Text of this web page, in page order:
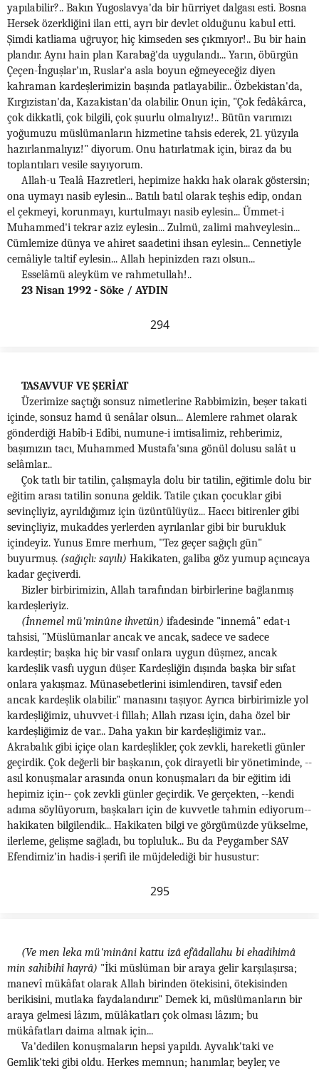
yapılabilir?.. Bakın Yugoslavya'da bir hürriyet dalgası esti. Bosna
Hersek özerkliğini ilan etti, ayrı bir devlet olduğunu kabul etti.
Şimdi katliama uğruyor, hiç kimseden ses çıkmıyor!.. Bu bir hain
plandır. Aynı hain plan Karabağ'da uygulandı... Yarın, öbürgün
Çeçen-İnguşlar'ın, Ruslar'a asla boyun eğmeyeceğiz diyen
kahraman kardeşlerimizin başında patlayabilir... Özbekistan'da,
Kırgızistan'da, Kazakistan'da olabilir. Onun için, "Çok fedâkârca,
çok dikkatli, çok bilgili, çok şuurlu olmalıyız!.. Bütün varımızı
yoğumuzu müslümanların hizmetine tahsis ederek, 21. yüzyıla
hazırlanmalıyız!" diyorum. Onu hatırlatmak için, biraz da bu
toplantıları vesile sayıyorum.
Allah-u Tealâ Hazretleri, hepimize hakkı hak olarak göstersin;
ona uymayı nasib eylesin... Batılı batıl olarak teşhis edip, ondan
el çekmeyi, korunmayı, kurtulmayı nasib eylesin... Ümmet-i
Muhammed'i tekrar aziz eylesin... Zulmü, zalimi mahveylesin...
Cümlemize dünya ve ahiret saadetini ihsan eylesin... Cennetiyle
cemâliyle taltif eylesin... Allah hepinizden razı olsun...
Esselâmü aleyküm ve rahmetullah!..
23 Nisan 1992 - Söke / AYDIN
294
TASAVVUF VE ŞERİAT
Üzerimize saçtığı sonsuz nimetlerine Rabbimizin, beşer takati
içinde, sonsuz hamd ü senâlar olsun... Alemlere rahmet olarak
gönderdiği Habîb-i Edîbi, numune-i imtisalimiz, rehberimiz,
başımızın tacı, Muhammed Mustafa'sına gönül dolusu salât u
selâmlar...
Çok tatlı bir tatilin, çalışmayla dolu bir tatilin, eğitimle dolu bir
eğitim arası tatilin sonuna geldik. Tatile çıkan çocuklar gibi
sevinçliyiz, ayrıldığımız için üzüntülüyüz... Haccı bitirenler gibi
sevinçliyiz, mukaddes yerlerden ayrılanlar gibi bir burukluk
içindeyiz. Yunus Emre merhum, "Tez geçer sağıçlı gün"
buyurmuş. (sağıçlı: sayılı) Hakikaten, galiba göz yumup açıncaya
kadar geçiverdi.
Bizler birbirimizin, Allah tarafından birbirlerine bağlanmış
kardeşleriyiz.
(İnnemel mü'minûne ihvetün) ifadesinde "innemâ" edat-ı
tahsisi, "Müslümanlar ancak ve ancak, sadece ve sadece
kardeştir; başka hiç bir vasıf onlara uygun düşmez, ancak
kardeşlik vasfı uygun düşer. Kardeşliğin dışında başka bir sıfat
onlara yakışmaz. Münasebetlerini isimlendiren, tavsif eden
ancak kardeşlik olabilir." manasını taşıyor. Ayrıca birbirimizle yol
kardeşliğimiz, uhuvvet-i fillah; Allah rızası için, daha özel bir
kardeşliğimiz de var... Daha yakın bir kardeşliğimiz var...
Akrabalık gibi içiçe olan kardeşlikler, çok zevkli, hareketli günler
geçirdik. Çok değerli bir başkanın, çok dirayetli bir yönetiminde, --
asıl konuşmalar arasında onun konuşmaları da bir eğitim idi
hepimiz için-- çok zevkli günler geçirdik. Ve gerçekten, --kendi
adıma söylüyorum, başkaları için de kuvvetle tahmin ediyorum--
hakikaten bilgilendik... Hakikaten bilgi ve görgümüzde yükselme,
ilerleme, gelişme sağladı, bu topluluk... Bu da Peygamber SAV
Efendimiz'in hadis-i şerifi ile müjdelediği bir husustur:
295
(Ve men leka mü'minâni kattu izâ efâdallahu bi ehadihimâ
min sahibihî hayrâ) "İki müslüman bir araya gelir karşılaşırsa;
manevî mükâfat olarak Allah birinden ötekisini, ötekisinden
berikisini, mutlaka faydalandırır." Demek ki, müslümanların bir
araya gelmesi lâzım, mülâkatları çok olması lâzım; bu
mükâfatları daima almak için...
Va'dedilen konuşmaların hepsi yapıldı. Ayvalık'taki ve
Gemlik'teki gibi oldu. Herkes memnun; hanımlar, beyler, ve